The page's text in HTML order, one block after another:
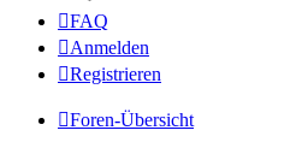
FAQ
Anmelden
Registrieren
Foren-Übersicht